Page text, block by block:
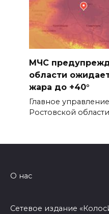
МЧС
области
жара до +40°
Главное
Ростовской области
О нас
Сетевое издание